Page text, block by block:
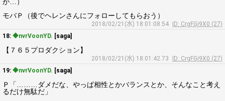
モバＰ（後でヘレンさんにフォローしてもらおう）
2018/02/21(水) 18:01:08.54
ID: CrgFGj9X0 (27)
18: ◆nvrVoonYD. [saga]
【７６５プロダクション】
2018/02/21(水) 18:01:42.73
ID: CrgFGj9X0 (27)
19: ◆nvrVoonYD. [saga]
Ｐ「………ダメだな、やっぱ相性とかバランスとか、そんなこと考え
るだけ無駄だ」